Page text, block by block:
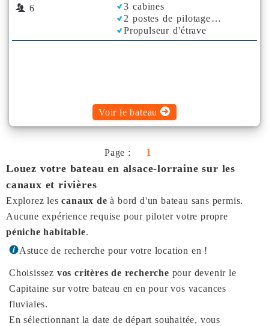
6
3 cabines
2 postes de pilotage
Propulseur d'étrave
Climatisation
Voir le bateau
Page :
1
Louez votre bateau en alsace-lorraine sur les
canaux et rivières
Explorez lescanaux deà bord d'un bateau sans permis.
Aucune expérience requise pour piloter votre propre
péniche habitable.
Astuce de recherche pour votre location en !
Choisissez vos critères de recherche pour devenir le
Capitaine sur votre bateau en en pour vos vacances
fluviales.
En sélectionnant la date de départ souhaitée, vous